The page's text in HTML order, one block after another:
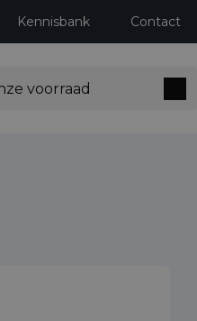
Kennisbank Contact